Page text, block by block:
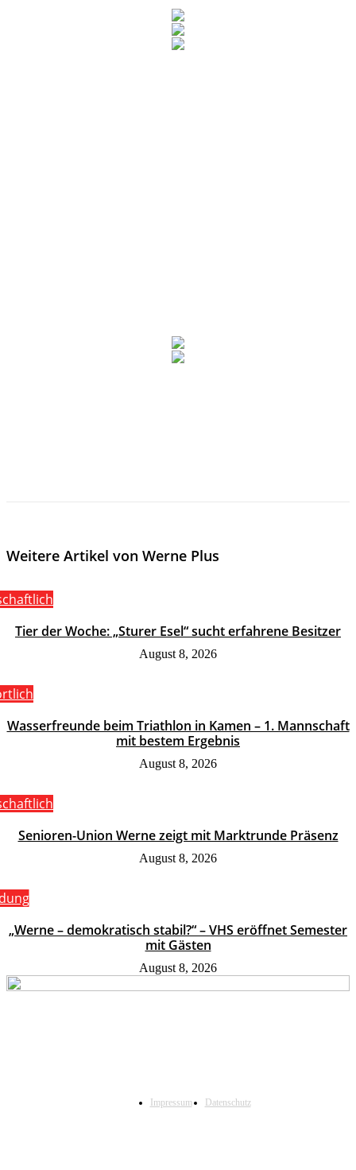
Weitere Artikel von Werne Plus
Tier der Woche: „Sturer Esel“ sucht erfahrene Besitzer
August 8, 2026
Wasserfreunde beim Triathlon in Kamen – 1. Mannschaft
mit bestem Ergebnis
August 8, 2026
Senioren-Union Werne zeigt mit Marktrunde Präsenz
August 8, 2026
„Werne – demokratisch stabil?“ – VHS eröffnet Semester
mit Gästen
August 8, 2026
Impressum Datenschutz